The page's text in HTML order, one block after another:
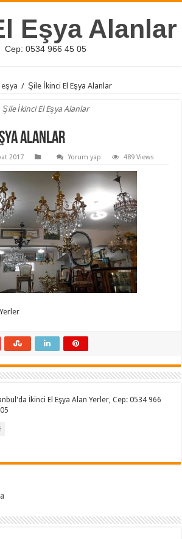
Eşya Alanlar
Cep: 0534 966 45 05
/ Şile İkinci El Eşya Alanlar
Şile İkinci El Eşya Alanlar
Alanlar
2017 Yorum yap 489 Views
İkinci El Eşya Alan Yerler, Cep: 0534 966